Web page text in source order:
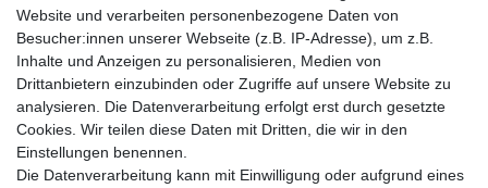
Rechtliches
Widerrufsrecht
Datenschutzerklärung
Website und verarbeiten personenbezogene Daten von
Besucher:innen unserer Webseite (z.B. IP-Adresse), um z.B.
Inhalte und Anzeigen zu personalisieren, Medien von
Drittanbietern einzubinden oder Zugriffe auf unsere Website zu
analysieren. Die Datenverarbeitung erfolgt erst durch gesetzte
Cookies. Wir teilen diese Daten mit Dritten, die wir in den
Einstellungen benennen.
Die Datenverarbeitung kann mit Einwilligung oder aufgrund eines